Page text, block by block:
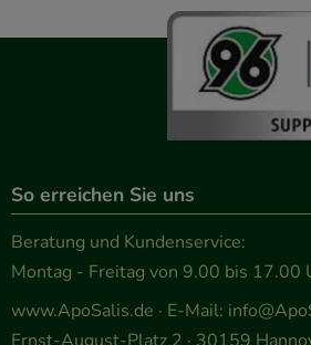
So erreichen Sie uns
Beratung und Kundenservice:
Montag - Freitag von 9.00 bis 17.00
www.ApoSalis.de · E-Mail: